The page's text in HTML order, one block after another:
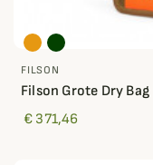
FILSON
Filson Grote Dry Bag
€ 371,46